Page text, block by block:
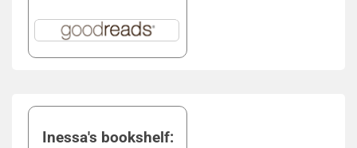
Inessa's bookshelf: